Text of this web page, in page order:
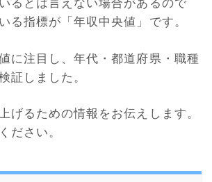
る指標が「年収中央値」です。
に注目し、年代・都道府県・職種
証しました。
げるための情報をお伝えします。
ださい。